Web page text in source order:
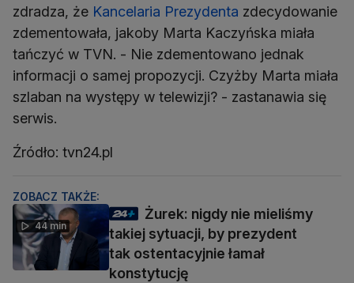
zdradza, że Kancelaria Prezydenta zdecydowanie
zdementowała, jakoby Marta Kaczyńska miała
tańczyć w TVN. - Nie zdementowano jednak
informacji o samej propozycji. Czyżby Marta miała
szlaban na występy w telewizji? - zastanawia się
serwis.
Źródło: tvn24.pl
ZOBACZ TAKŻE:
44 min
Żurek: nigdy nie mieliśmy
takiej sytuacji, by prezydent
tak ostentacyjnie łamał
konstytucję